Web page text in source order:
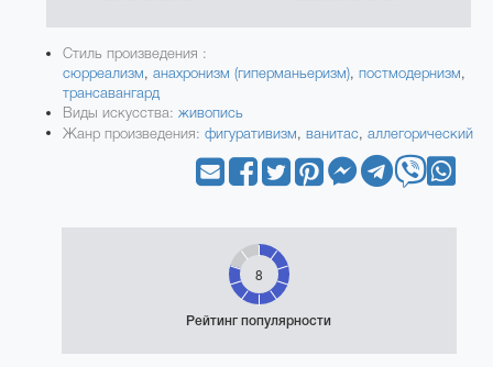
Стиль произведения :
сюрреализм,анахронизм (гиперманьеризм),постмодернизм,
трансавангард
Виды искусства:живопись
Жанр произведения: фигуративизм,ванитас,аллегорический
8
Рейтинг популярности